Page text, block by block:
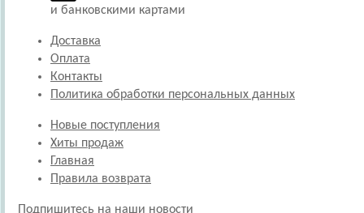
и банковскими картами
Доставка
Оплата
Контакты
Политика обработки персональных данных
Новые поступления
Хиты продаж
Главная
Правила возврата
Подпишитесь на наши новости